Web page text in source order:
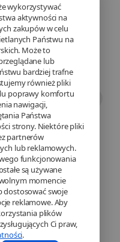
wykorzystywać
aktywności na
zakupów w celu
Państwu na
Może to
lub
bardziej trafne
również pliki
poprawy komfortu
nawigacji,
Państwa
strony. Niektóre pliki
partnerów
lub reklamowych.
funkcjonowania
są używane
momencie
dostosować swoje
reklamowe. Aby
plików
Ci praw,
.
€